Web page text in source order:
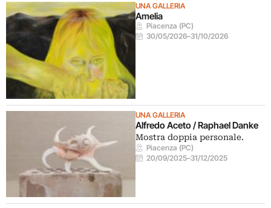
UNA GALLERIA
Amelia
Piacenza (PC)
30/05/2026–31/10/2026
UNA GALLERIA
Alfredo Aceto / Raphael Danke
Mostra doppia personale.
Piacenza (PC)
20/09/2025–31/12/2025